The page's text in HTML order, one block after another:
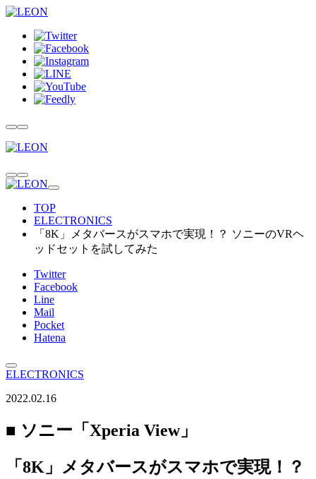
TOP
ELECTRONICS
「8K」メタバースがスマホで実現！？ ソニーのVRヘ
ッドセットを試してみた
Twitter
Facebook
Line
Mail
Pocket
Hatena
ELECTRONICS
2022.02.16
■ ソニー「Xperia View」
「8K」メタバースがスマホで実現！？